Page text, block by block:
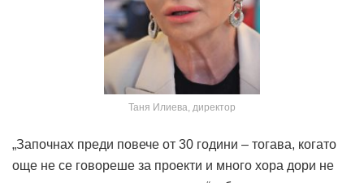
Таня Илиева, директор
„Започнах преди повече от 30 години – тогава, когато
още не се говореше за проекти и много хора дори не